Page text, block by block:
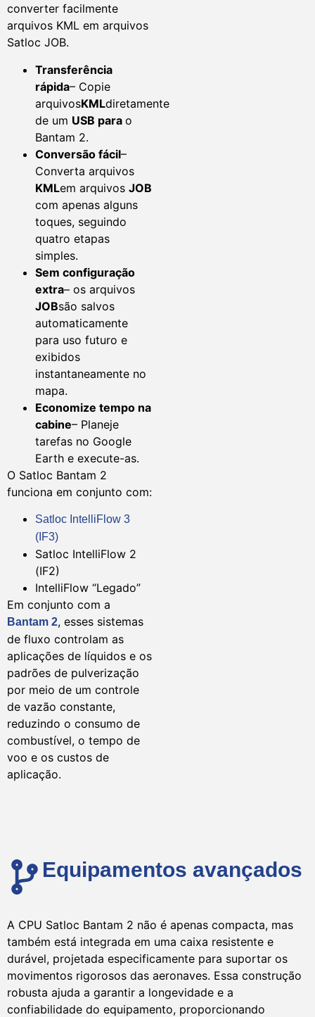
converter facilmente
arquivos KML em arquivos
Satloc JOB.
Transferência
rápida– Copie
arquivosKMLdiretamente
de um USB para o
Bantam 2.
Conversão fácil–
Converta arquivos
KMLem arquivos JOB
com apenas alguns
toques, seguindo
quatro etapas
simples.
Sem configuração
extra– os arquivos
JOBsão salvos
automaticamente
para uso futuro e
exibidos
instantaneamente no
mapa.
Economize tempo na
cabine– Planeje
tarefas no Google
Earth e execute-as.
O Satloc Bantam 2
funciona em conjunto com:
Satloc IntelliFlow 3
(IF3)
Satloc IntelliFlow 2
(IF2)
IntelliFlow “Legado”
Em conjunto com a
Bantam 2, esses sistemas
de fluxo controlam as
aplicações de líquidos e os
padrões de pulverização
por meio de um controle
de vazão constante,
reduzindo o consumo de
combustível, o tempo de
voo e os custos de
aplicação.
Equipamentos avançados
A CPU Satloc Bantam 2 não é apenas compacta, mas
também está integrada em uma caixa resistente e
durável, projetada especificamente para suportar os
movimentos rigorosos das aeronaves. Essa construção
robusta ajuda a garantir a longevidade e a
confiabilidade do equipamento, proporcionando